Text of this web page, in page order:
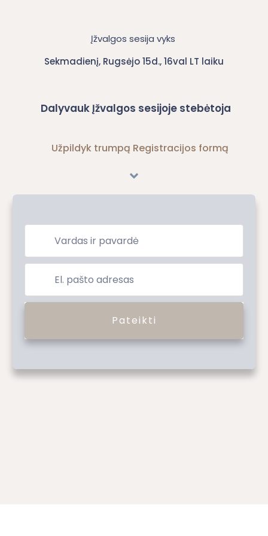
Įžvalgos sesija vyks
Sekmadienį, Rugsėjo 15d., 16val LT laiku
Dalyvauk Įžvalgos sesijoje stebėtoja
Užpildyk trumpą Registracijos formą
Pateikti